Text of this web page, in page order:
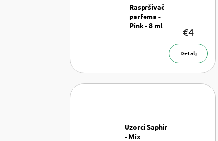
Raspršivač
parfema -
Pink - 8 ml
€4
Detalj
Uzorci Saphir
- Mix